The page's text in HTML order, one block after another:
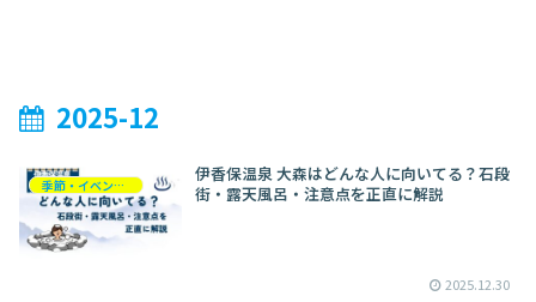
2025-12
季節・イベント別旅行
伊香保温泉 大森はどんな人に向いてる？石段
街・露天風呂・注意点を正直に解説
2025.12.30